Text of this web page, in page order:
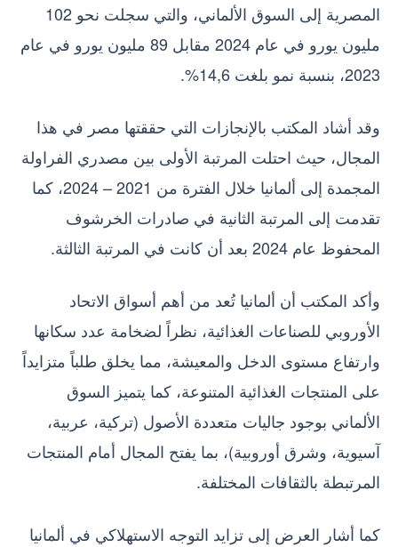
المصرية إلى السوق الألماني، والتي سجلت نحو 102
مليون يورو في عام 2024 مقابل 89 مليون يورو في عام
2023، بنسبة نمو بلغت 14,6%.
وقد أشاد المكتب بالإنجازات التي حققتها مصر في هذا
المجال، حيث احتلت المرتبة الأولى بين مصدري الفراولة
المجمدة إلى ألمانيا خلال الفترة من 2021 – 2024، كما
تقدمت إلى المرتبة الثانية في صادرات الخرشوف
المحفوظ عام 2024 بعد أن كانت في المرتبة الثالثة.
وأكد المكتب أن ألمانيا تُعد من أهم أسواق الاتحاد
الأوروبي للصناعات الغذائية، نظراً لضخامة عدد سكانها
وارتفاع مستوى الدخل والمعيشة، مما يخلق طلباً متزايداً
على المنتجات الغذائية المتنوعة، كما يتميز السوق
الألماني بوجود جاليات متعددة الأصول (تركية، عربية،
آسيوية، وشرق أوروبية)، بما يفتح المجال أمام المنتجات
المرتبطة بالثقافات المختلفة.
كما أشار العرض إلى تزايد التوجه الاستهلاكي في ألمانيا